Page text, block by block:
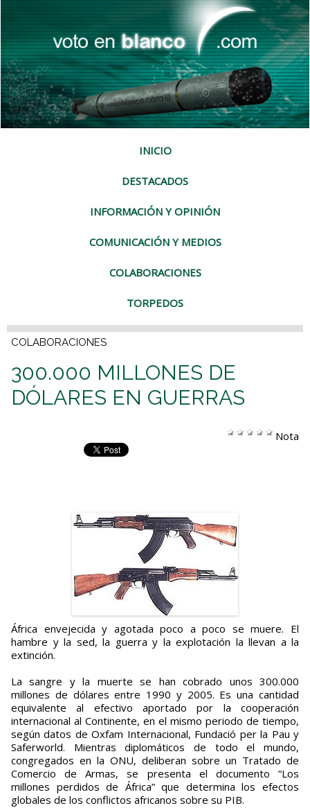
INICIO
DESTACADOS
INFORMACIÓN Y OPINIÓN
COMUNICACIÓN Y MEDIOS
COLABORACIONES
TORPEDOS
COLABORACIONES
300.000 MILLONES DE
DÓLARES EN GUERRAS
Nota
África envejecida y agotada poco a poco se muere. El
hambre y la sed, la guerra y la explotación la llevan a la
extinción.
La sangre y la muerte se han cobrado unos 300.000
millones de dólares entre 1990 y 2005. Es una cantidad
equivalente al efectivo aportado por la cooperación
internacional al Continente, en el mismo periodo de tiempo,
según datos de Oxfam Internacional, Fundació per la Pau y
Saferworld. Mientras diplomáticos de todo el mundo,
congregados en la ONU, deliberan sobre un Tratado de
Comercio de Armas, se presenta el documento “Los
millones perdidos de África” que determina los efectos
globales de los conflictos africanos sobre su PIB.